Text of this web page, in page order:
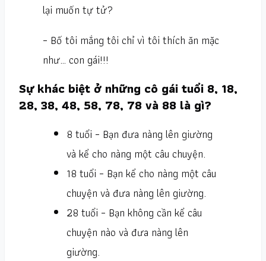
lại muốn tự tử?
– Bố tôi mắng tôi chỉ vì tôi thích ăn mặc
như… con gái!!!
Sự khác biệt ở những cô gái tuổi 8, 18,
28, 38, 48, 58, 78, 78 và 88 là gì?
8 tuổi – Bạn đưa nàng lên giường
và kể cho nàng một câu chuyện.
18 tuổi – Bạn kể cho nàng một câu
chuyện và đưa nàng lên giường.
28 tuổi – Bạn không cần kể câu
chuyện nào và đưa nàng lên
giường.